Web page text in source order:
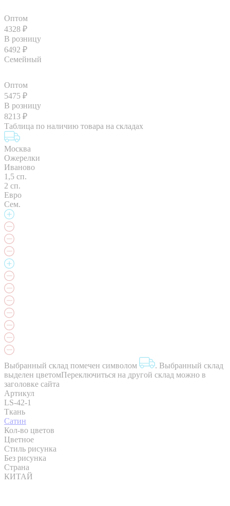
Оптом
4328 ₽
В розницу
6492 ₽
Семейный
Оптом
5475 ₽
В розницу
8213 ₽
Таблица по наличию товара на складах
Москва
Ожерелки
Иваново
1,5 сп.
2 сп.
Евро
Сем.
Выбранный склад помечен символом . Выбранный склад
выделен цветомПереключиться на другой склад можно в
заголовке сайта
Артикул
LS-42-1
Ткань
Сатин
Кол-во цветов
Цветное
Стиль рисунка
Без рисунка
Страна
КИТАЙ